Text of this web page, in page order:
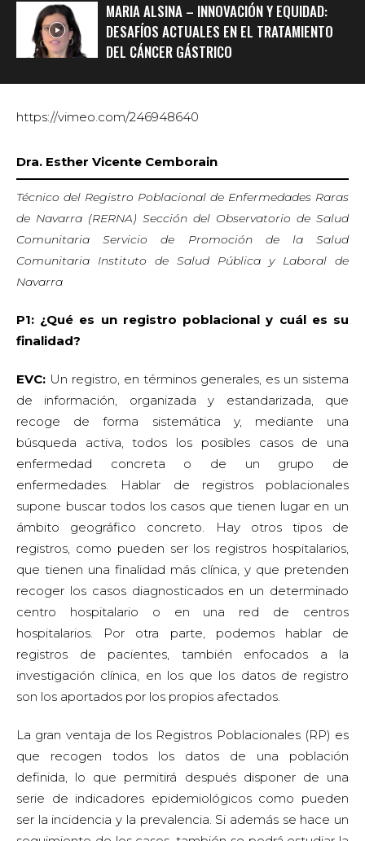
MARIA ALSINA – INNOVACIÓN Y EQUIDAD:
DESAFÍOS ACTUALES EN EL TRATAMIENTO
DEL CÁNCER GÁSTRICO
https://vimeo.com/246948640
Dra. Esther Vicente Cemborain
Técnico del Registro Poblacional de Enfermedades Raras
de Navarra (RERNA) Sección del Observatorio de Salud
Comunitaria Servicio de Promoción de la Salud
Comunitaria Instituto de Salud Pública y Laboral de
Navarra
P1: ¿Qué es un registro poblacional y cuál es su
finalidad?
EVC: Un registro, en términos generales, es un sistema
de información, organizada y estandarizada, que
recoge de forma sistemática y, mediante una
búsqueda activa, todos los posibles casos de una
enfermedad concreta o de un grupo de
enfermedades. Hablar de registros poblacionales
supone buscar todos los casos que tienen lugar en un
ámbito geográfico concreto. Hay otros tipos de
registros, como pueden ser los registros hospitalarios,
que tienen una finalidad más clínica, y que pretenden
recoger los casos diagnosticados en un determinado
centro hospitalario o en una red de centros
hospitalarios. Por otra parte, podemos hablar de
registros de pacientes, también enfocados a la
investigación clínica, en los que los datos de registro
son los aportados por los propios afectados.
La gran ventaja de los Registros Poblacionales (RP) es
que recogen todos los datos de una población
definida, lo que permitirá después disponer de una
serie de indicadores epidemiológicos como pueden
ser la incidencia y la prevalencia. Si además se hace un